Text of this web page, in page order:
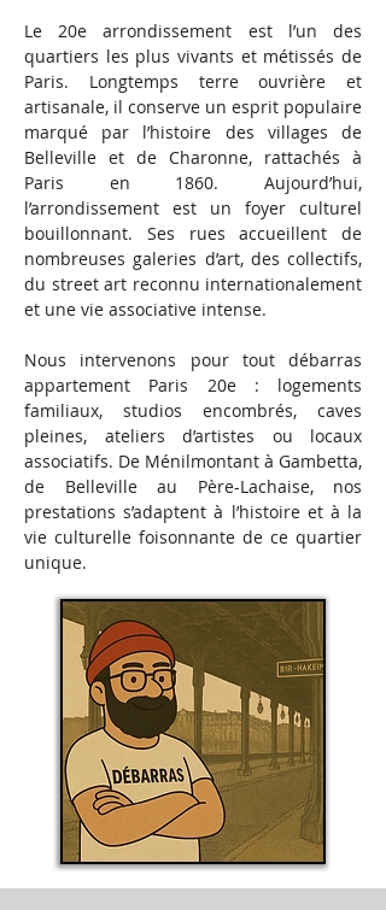
Le 20e arrondissement est l’un des
quartiers les plus vivants et métissés de
Paris. Longtemps terre ouvrière et
artisanale, il conserve un esprit populaire
marqué par l’histoire des villages de
Belleville et de Charonne, rattachés à
Paris en 1860. Aujourd’hui,
l’arrondissement est un foyer culturel
bouillonnant. Ses rues accueillent de
nombreuses galeries d’art, des collectifs,
du street art reconnu internationalement
et une vie associative intense.
Nous intervenons pour tout débarras
appartement Paris 20e : logements
familiaux, studios encombrés, caves
pleines, ateliers d’artistes ou locaux
associatifs. De Ménilmontant à Gambetta,
de Belleville au Père-Lachaise, nos
prestations s’adaptent à l’histoire et à la
vie culturelle foisonnante de ce quartier
unique.